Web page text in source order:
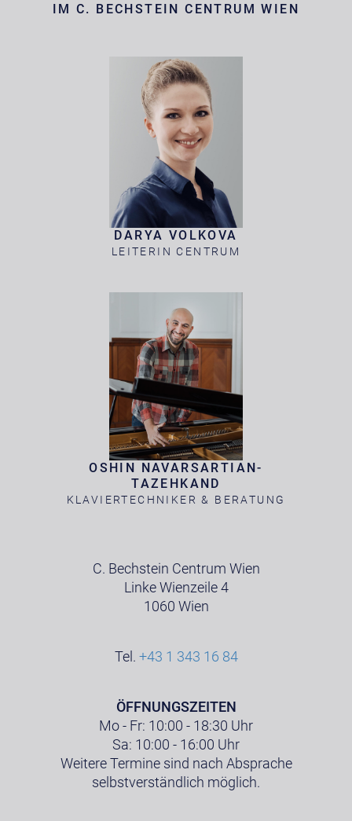
IM C. BECHSTEIN CENTRUM WIEN
DARYA VOLKOVA
LEITERIN CENTRUM
OSHIN NAVARSARTIAN-
TAZEHKAND
KLAVIERTECHNIKER & BERATUNG
C. Bechstein Centrum Wien
Linke Wienzeile 4
1060 Wien
Tel. +43 1 343 16 84
ÖFFNUNGSZEITEN
Mo - Fr: 10:00 - 18:30 Uhr
Sa: 10:00 - 16:00 Uhr
Weitere Termine sind nach Absprache
selbstverständlich möglich.